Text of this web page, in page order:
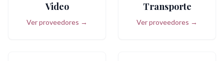
Video
Ver proveedores →
Transporte
Ver proveedores →